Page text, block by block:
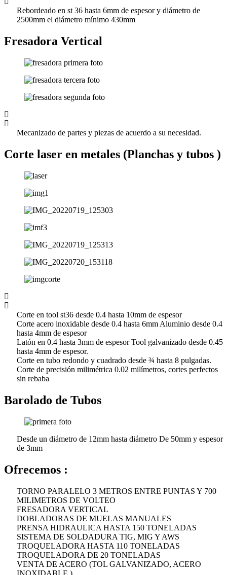
Rebordeado en st 36 hasta 6mm de espesor y diámetro de
2500mm el diámetro mínimo 430mm
Fresadora Vertical
Mecanizado de partes y piezas de acuerdo a su necesidad.
Corte laser en metales (Planchas y tubos )
Corte en tool st36 desde 0.4 hasta 10mm de espesor
Corte acero inoxidable desde 0.4 hasta 6mm Aluminio desde 0.4
hasta 4mm de espesor
Latón en 0.4 hasta 3mm de espesor Tool galvanizado desde 0.45
hasta 4mm de espesor.
Corte en tubo redondo y cuadrado desde ¾ hasta 8 pulgadas.
Corte de precisión milimétrica 0.02 milímetros, cortes perfectos
sin rebaba
Barolado de Tubos
Desde un diámetro de 12mm hasta diámetro De 50mm y espesor
de 3mm
Ofrecemos :
TORNO PARALELO 3 METROS ENTRE PUNTAS Y 700
MILIMETROS DE VOLTEO
FRESADORA VERTICAL
DOBLADORAS DE MUELAS MANUALES
PRENSA HIDRAULICA HASTA 150 TONELADAS
SISTEMA DE SOLDADURA TIG, MIG Y AWS
TROQUELADORA HASTA 110 TONELADAS
TROQUELADORA DE 20 TONELADAS
VENTA DE ACERO (TOL GALVANIZADO, ACERO
INOXIDABLE )